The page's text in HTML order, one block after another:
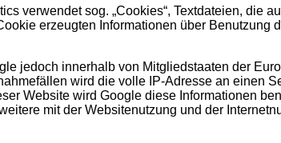
verwendet sog. „Cookies“, Textdateien, die
erzeugten Informationen über Benutzung
jedoch innerhalb von Mitgliedstaaten der
wird die volle IP-Adresse an einen
Website wird Google diese Informationen
mit der Websitenutzung und der